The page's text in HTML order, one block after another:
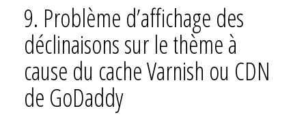
9. Problème d’affichage des
déclinaisons sur le thème à
cause du cache Varnish ou CDN
de GoDaddy